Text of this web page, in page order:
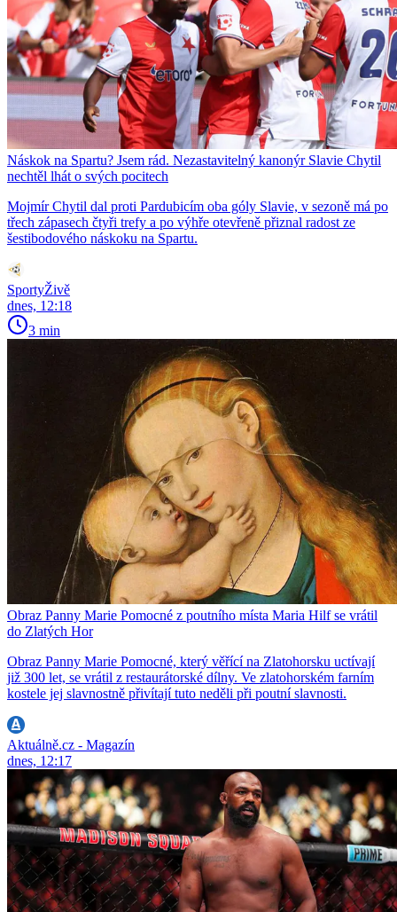
Náskok na Spartu? Jsem rád. Nezastavitelný kanonýr Slavie Chytil
nechtěl lhát o svých pocitech
Mojmír Chytil dal proti Pardubicím oba góly Slavie, v sezoně má po
třech zápasech čtyři trefy a po výhře otevřeně přiznal radost ze
šestibodového náskoku na Spartu.
SportyŽivě
dnes, 12:18
3 min
Obraz Panny Marie Pomocné z poutního místa Maria Hilf se vrátil
do Zlatých Hor
Obraz Panny Marie Pomocné, který věřící na Zlatohorsku uctívají
již 300 let, se vrátil z restaurátorské dílny. Ve zlatohorském farním
kostele jej slavnostně přivítají tuto neděli při poutní slavnosti.
Aktuálně.cz - Magazín
dnes, 12:17